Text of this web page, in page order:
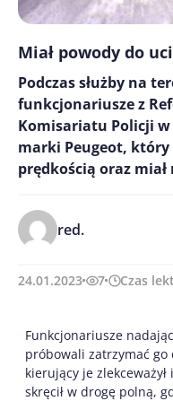
Miał powody do
Podczas służby na
funkcjonariusze z
Komisariatu Policji
marki Peugeot, który
prędkością oraz
red.
24.01.2023 7 Czas
Funkcjonariusze
próbowali zatrzymać
kierujący je
skręcił w drogę polną,